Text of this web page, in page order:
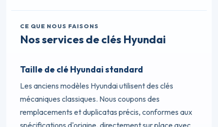
CE QUE NOUS FAISONS
Nos services de clés Hyundai
Taille de clé Hyundai standard
Les anciens modèles Hyundai utilisent des clés
mécaniques classiques. Nous coupons des
remplacements et duplicatas précis, conformes aux
spécifications d'origine, directement sur place avec